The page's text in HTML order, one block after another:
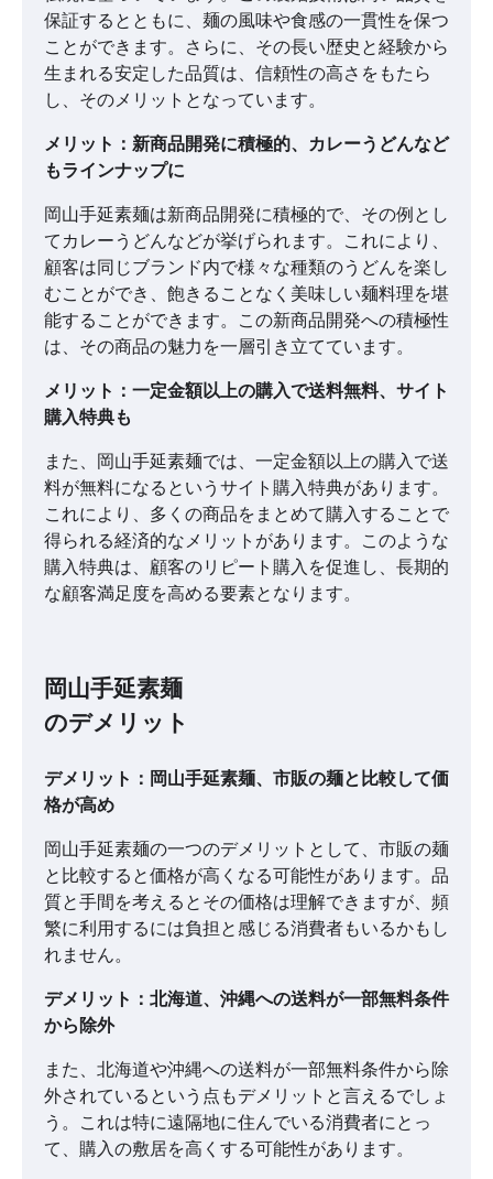
保証するとともに、麺の風味や食感の一貫性を保つ
ことができます。さらに、その長い歴史と経験から
生まれる安定した品質は、信頼性の高さをもたら
し、そのメリットとなっています。
メリット：新商品開発に積極的、カレーうどんなど
もラインナップに
岡山手延素麺は新商品開発に積極的で、その例とし
てカレーうどんなどが挙げられます。これにより、
顧客は同じブランド内で様々な種類のうどんを楽し
むことができ、飽きることなく美味しい麺料理を堪
能することができます。この新商品開発への積極性
は、その商品の魅力を一層引き立てています。
メリット：一定金額以上の購入で送料無料、サイト
購入特典も
また、岡山手延素麺では、一定金額以上の購入で送
料が無料になるというサイト購入特典があります。
これにより、多くの商品をまとめて購入することで
得られる経済的なメリットがあります。このような
購入特典は、顧客のリピート購入を促進し、長期的
な顧客満足度を高める要素となります。
岡山手延素麺
のデメリット
デメリット：岡山手延素麺、市販の麺と比較して価
格が高め
岡山手延素麺の一つのデメリットとして、市販の麺
と比較すると価格が高くなる可能性があります。品
質と手間を考えるとその価格は理解できますが、頻
繁に利用するには負担と感じる消費者もいるかもし
れません。
デメリット：北海道、沖縄への送料が一部無料条件
から除外
また、北海道や沖縄への送料が一部無料条件から除
外されているという点もデメリットと言えるでしょ
う。これは特に遠隔地に住んでいる消費者にとっ
て、購入の敷居を高くする可能性があります。